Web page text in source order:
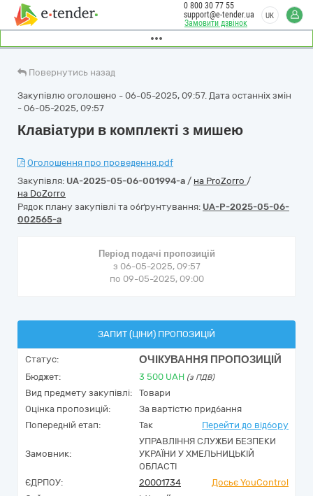
Замовити дзвінок
0 800 30 77 55
support@e-tender.ua
UK
Повернутись назад
Закупівлю оголошено - 06-05-2025, 09:57. Дата останніх змін
- 06-05-2025, 09:57
Клавіатури в комплекті з мишею
Оголошення про проведення.pdf
Закупівля: UA-2025-05-06-001994-a / на ProZorro /
на DoZorro
Рядок плану закупівлі та обґрунтування: UA-P-2025-05-06-
002565-a
Період подачі пропозицій
з 06-05-2025, 09:57
по 09-05-2025, 09:00
ЗАПИТ (ЦІНИ) ПРОПОЗИЦІЙ
Статус: ОЧІКУВАННЯ ПРОПОЗИЦІЙ
Бюджет: 3 500 UAH (з ПДВ)
Вид предмету закупівлі:
Товари
Оцінка пропозицій:
За вартістю придбання
Попередній етап:
Так Перейти до відбору
Замовник:
УПРАВЛІННЯ СЛУЖБИ БЕЗПЕКИ
УКРАЇНИ У ХМЕЛЬНИЦЬКІЙ
ОБЛАСТІ
ЄДРПОУ:
20001734
Досьє YouControl